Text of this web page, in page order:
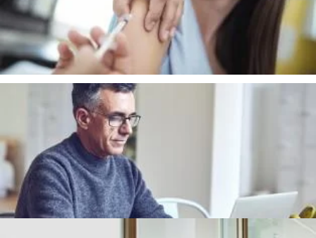
Sevaccinationer for mere information.
Lukket for tilgang
Vi har lukket for tilgang